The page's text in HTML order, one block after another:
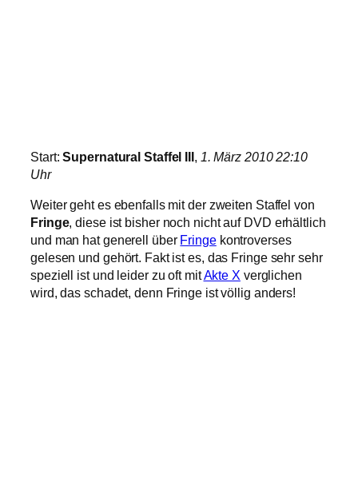
Start:Supernatural Staffel III, 1. März 2010 22:10
Uhr
Weiter geht es ebenfalls mit der zweiten Staffel von
Fringe, diese ist bisher noch nicht auf DVD erhältlich
und man hat generell über Fringekontroverses
gelesen und gehört. Fakt ist es, das Fringe sehr sehr
speziell ist und leider zu oft mitAkte X verglichen
wird, das schadet, denn Fringe ist völlig anders!